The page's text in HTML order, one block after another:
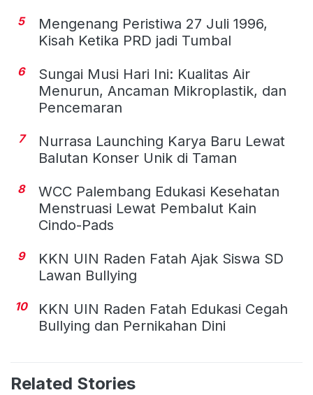
5
Mengenang Peristiwa 27 Juli 1996,
Kisah Ketika PRD jadi Tumbal
6
Sungai Musi Hari Ini: Kualitas Air
Menurun, Ancaman Mikroplastik, dan
Pencemaran
7
Nurrasa Launching Karya Baru Lewat
Balutan Konser Unik di Taman
8
WCC Palembang Edukasi Kesehatan
Menstruasi Lewat Pembalut Kain
Cindo-Pads
9
KKN UIN Raden Fatah Ajak Siswa SD
Lawan Bullying
10
KKN UIN Raden Fatah Edukasi Cegah
Bullying dan Pernikahan Dini
Related Stories